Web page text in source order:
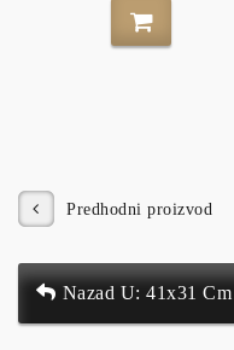
Predhodni proizvod
Nazad U: 41x31 Cm